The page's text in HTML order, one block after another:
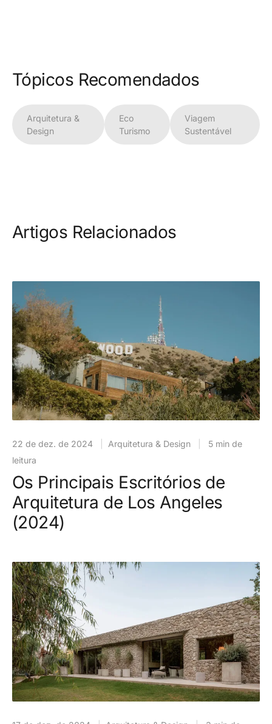
Tópicos Recomendados
Arquitetura &
Design
Eco
Turismo
Viagem
Sustentável
Artigos Relacionados
22 de dez. de 2024 Arquitetura & Design
5 min de
leitura
Os Principais Escritórios de
Arquitetura de Los Angeles
(2024)